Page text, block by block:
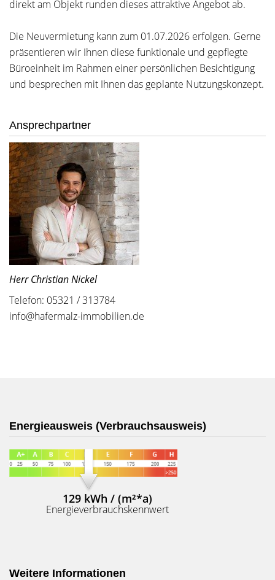
direkt am Objekt runden dieses attraktive Angebot ab.
Die Neuvermietung kann zum 01.07.2026 erfolgen. Gerne
präsentieren wir Ihnen diese funktionale und gepflegte
Büroeinheit im Rahmen einer persönlichen Besichtigung
und besprechen mit Ihnen das geplante Nutzungskonzept.
Ansprechpartner
Herr Christian Nickel
Telefon: 05321 / 313784
info@hafermalz-immobilien.de
Energieausweis (Verbrauchsausweis)
129 kWh / (m²*a)
Energieverbrauchskennwert
Weitere Informationen